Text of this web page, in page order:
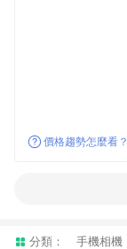
價格趨勢怎麼看？
分類： 手機相機